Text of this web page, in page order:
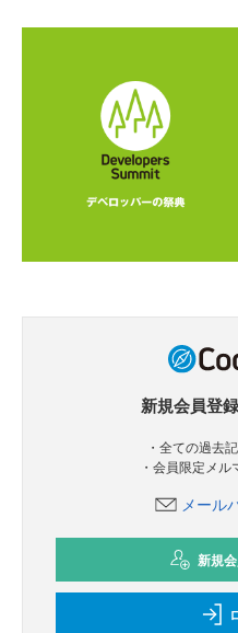
新規会員登録
・全ての過去
・会員限定メ
メール
新規